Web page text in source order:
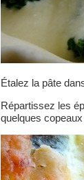
Étalez la pâte
Répartissez les
quelques